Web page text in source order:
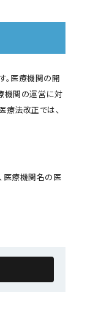
。医療機関の開
機関の運営に対
療法改正では、
医療機関名の医